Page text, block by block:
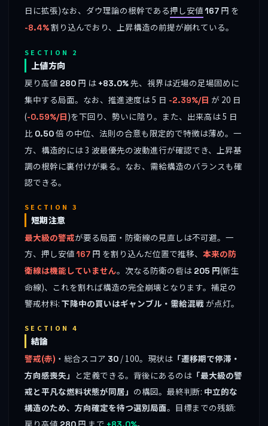
日に拡張)なお、ダウ理論の根幹である押し安値 167 円 を
-8.4%割り込んでおり、上昇構造の前提が崩れている。
SECTION 2
上値方向
戻り高値 280 円 は +83.0%先、視界は近場の足場固めに
集中する局面。なお、推進速度は 5 日 -2.39%/日 が 20 日
(-0.59%/日)を下回り、勢いに陰り。また、出来高は 5 日
比 0.50倍 の中位、法則の合意も限定的で特徴は薄め。一
方、構造的には 3 波最優先の波動進行が確認でき、上昇基
調の根幹に裏付けが乗る。なお、需給構造のバランスも確
認できる。
SECTION 3
短期注意
最大級の警戒が要る局面・防衛線の見直しは不可避。一
方、押し安値167 円 を割り込んだ位置で推移、 本来の防
衛線は機能していません。次なる防衛の砦は 205 円(新生
命線)、これを割れば構造の完全崩壊となります。補足の
警戒材料: 下降中の買いはギャンブル・需給混戦 が点灯。
SECTION 4
結論
警戒(赤) ・総合スコア 30 / 100。現状は 「遷移期で停滞・
方向感喪失」 と定義できる。背後にあるのは 「最大級の警
戒と平凡な燃料状態が同居」 の構図。最終判断: 中立的な
構造のため、方向確定を待つ選別局面。目標までの残額:
戻り高値
円 まで 。